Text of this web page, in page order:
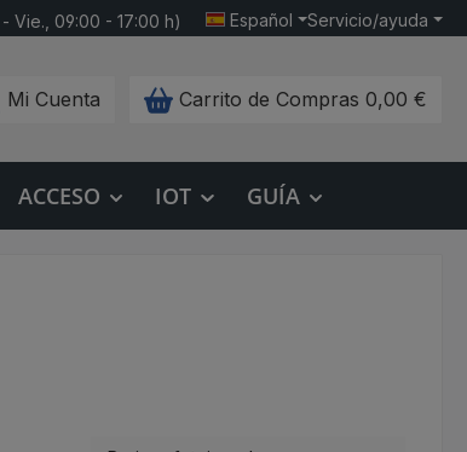
- Vie., 09:00 - 17:00 h) Español Servicio/ayuda
Mi Cuenta Carrito de Compras 0,00 €
ACCESO IOT GUÍA